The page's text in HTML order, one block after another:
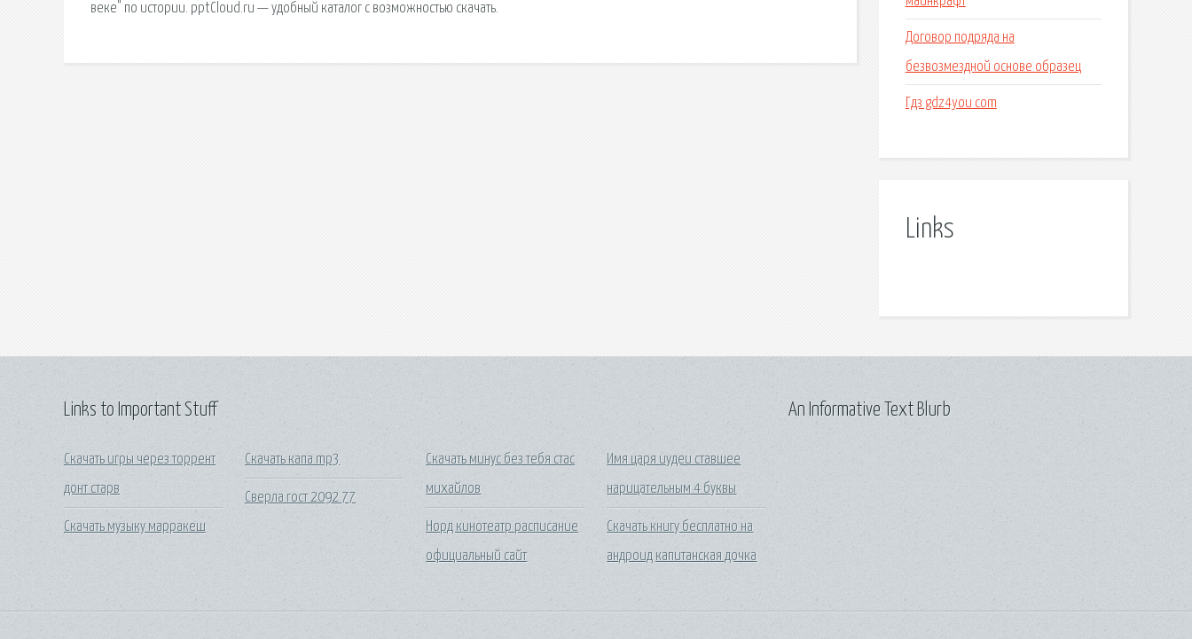
веке" по истории. pptCloud.ru — удобный каталог с возможностью скачать.
Договор подряда на
безвозмездной основе образец
Гдз gdz4you com
Links
Links to Important Stuff
Скачать игры через торрент
донт старв
Скачать музыку марракеш
Скачать капа mp3
Сверла гост 2092 77
Скачать минус без тебя стас
михайлов
Норд кинотеатр расписание
официальный сайт
Имя царя иудеи ставшее
нарицательным 4 буквы
Скачать книгу бесплатно на
андроид капитанская дочка
An Informative Text Blurb